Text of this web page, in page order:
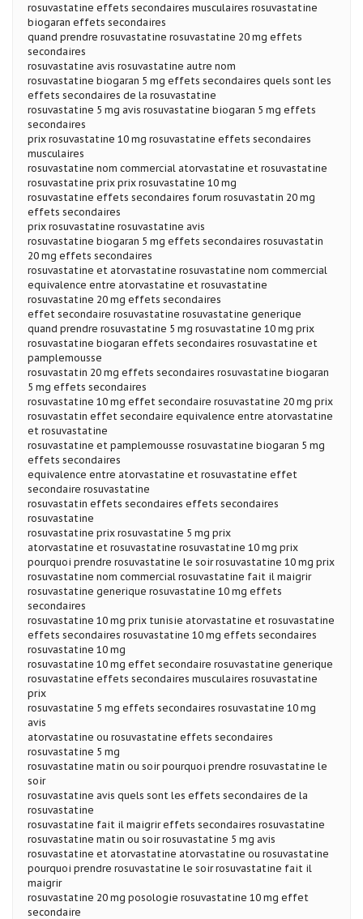
rosuvastatine effets secondaires musculaires rosuvastatine
biogaran effets secondaires
quand prendre rosuvastatine rosuvastatine 20 mg effets
secondaires
rosuvastatine avis rosuvastatine autre nom
rosuvastatine biogaran 5 mg effets secondaires quels sont les
effets secondaires de la rosuvastatine
rosuvastatine 5 mg avis rosuvastatine biogaran 5 mg effets
secondaires
prix rosuvastatine 10 mg rosuvastatine effets secondaires
musculaires
rosuvastatine nom commercial atorvastatine et rosuvastatine
rosuvastatine prix prix rosuvastatine 10 mg
rosuvastatine effets secondaires forum rosuvastatin 20 mg
effets secondaires
prix rosuvastatine rosuvastatine avis
rosuvastatine biogaran 5 mg effets secondaires rosuvastatin
20 mg effets secondaires
rosuvastatine et atorvastatine rosuvastatine nom commercial
equivalence entre atorvastatine et rosuvastatine
rosuvastatine 20 mg effets secondaires
effet secondaire rosuvastatine rosuvastatine generique
quand prendre rosuvastatine 5 mg rosuvastatine 10 mg prix
rosuvastatine biogaran effets secondaires rosuvastatine et
pamplemousse
rosuvastatin 20 mg effets secondaires rosuvastatine biogaran
5 mg effets secondaires
rosuvastatine 10 mg effet secondaire rosuvastatine 20 mg prix
rosuvastatin effet secondaire equivalence entre atorvastatine
et rosuvastatine
rosuvastatine et pamplemousse rosuvastatine biogaran 5 mg
effets secondaires
equivalence entre atorvastatine et rosuvastatine effet
secondaire rosuvastatine
rosuvastatin effets secondaires effets secondaires
rosuvastatine
rosuvastatine prix rosuvastatine 5 mg prix
atorvastatine et rosuvastatine rosuvastatine 10 mg prix
pourquoi prendre rosuvastatine le soir rosuvastatine 10 mg prix
rosuvastatine nom commercial rosuvastatine fait il maigrir
rosuvastatine generique rosuvastatine 10 mg effets
secondaires
rosuvastatine 10 mg prix tunisie atorvastatine et rosuvastatine
effets secondaires rosuvastatine 10 mg effets secondaires
rosuvastatine 10 mg
rosuvastatine 10 mg effet secondaire rosuvastatine generique
rosuvastatine effets secondaires musculaires rosuvastatine
prix
rosuvastatine 5 mg effets secondaires rosuvastatine 10 mg
avis
atorvastatine ou rosuvastatine effets secondaires
rosuvastatine 5 mg
rosuvastatine matin ou soir pourquoi prendre rosuvastatine le
soir
rosuvastatine avis quels sont les effets secondaires de la
rosuvastatine
rosuvastatine fait il maigrir effets secondaires rosuvastatine
rosuvastatine matin ou soir rosuvastatine 5 mg avis
rosuvastatine et atorvastatine atorvastatine ou rosuvastatine
pourquoi prendre rosuvastatine le soir rosuvastatine fait il
maigrir
rosuvastatine 20 mg posologie rosuvastatine 10 mg effet
secondaire